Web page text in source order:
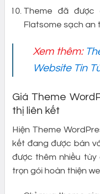
Theme đã
Flatsome sạch an
Xem thêm:
Website Tin
Giá Theme
thị liên kết
Hiện Theme
kết đang được bán
được thêm nhiều tùy
trọn gói hoàn thiện